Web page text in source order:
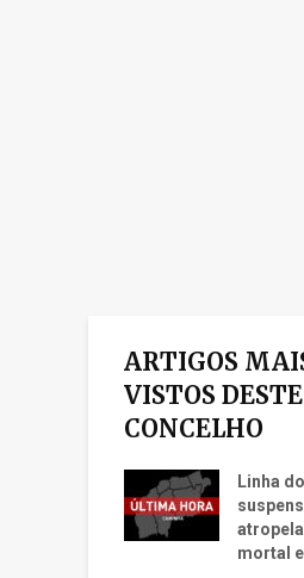
ARTIGOS
VISTOS DESTE
CONCELHO
Linha
mortal